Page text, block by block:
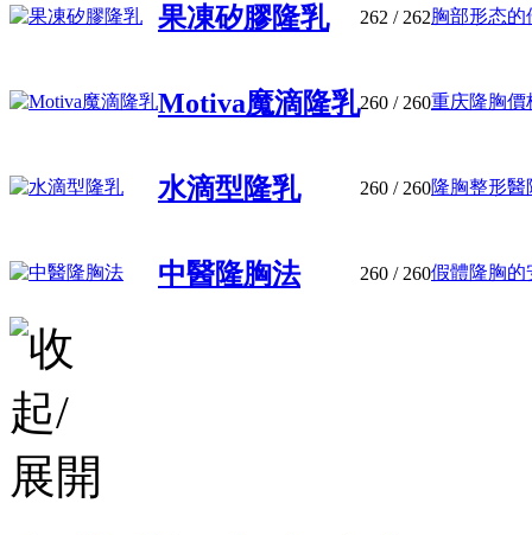
果凍矽膠隆乳 262 / 262胸部形态的
Motiva魔滴隆乳260 / 260重庆隆胸價
水滴型隆乳 260 / 260隆胸整形醫
中醫隆胸法 260 / 260假體隆胸的